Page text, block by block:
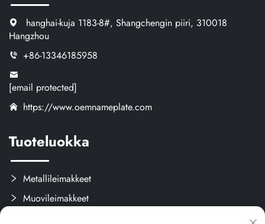
hanghai-kuja 1183-8#, Shangchengin piiri, 310018
Hangzhou
+86-13346185958
[email protected]
https://www.oemnameplate.com
Tuoteluokka
Metallileimakkeet
Muovileimakkeet